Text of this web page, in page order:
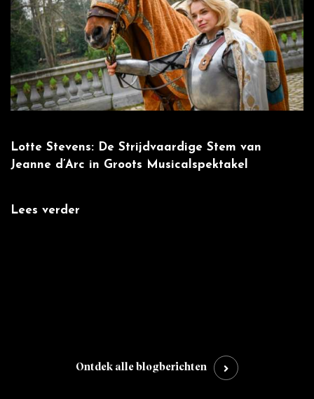
Lotte Stevens: De Strijdvaardige Stem van
Jeanne d’Arc in Groots Musicalspektakel
Lees verder
Ontdek alle blogberichten